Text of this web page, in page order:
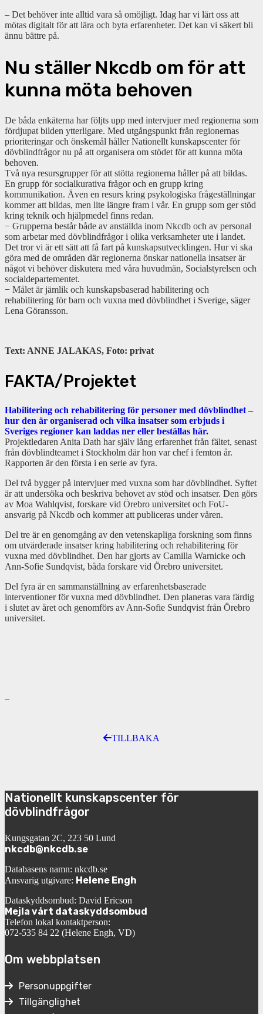
– Det behöver inte alltid vara så omöjligt. Idag har vi lärt oss att
mötas digitalt för att lära och byta erfarenheter. Det kan vi säkert bli
ännu bättre på.
Nu ställer Nkcdb om för att
kunna möta behoven
De båda enkäterna har följts upp med intervjuer med regionerna som
fördjupat bilden ytterligare. Med utgångspunkt från regionernas
prioriteringar och önskemål håller Nationellt kunskapscenter för
dövblindfrågor nu på att organisera om stödet för att kunna möta
behoven.
Två nya resursgrupper för att stötta regionerna håller på att bildas.
En grupp för socialkurativa frågor och en grupp kring
kommunikation. Även en resurs kring psykologiska frågeställningar
kommer att bildas, men lite längre fram i vår. En grupp som ger stöd
kring teknik och hjälpmedel finns redan.
− Grupperna består både av anställda inom Nkcdb och av personal
som arbetar med dövblindfrågor i olika verksamheter ute i landet.
Det tror vi är ett sätt att få fart på kunskapsutvecklingen. Hur vi ska
göra med de områden där regionerna önskar nationella insatser är
något vi behöver diskutera med våra huvudmän, Socialstyrelsen och
socialdepartementet.
− Målet är jämlik och kunskapsbaserad habilitering och
rehabilitering för barn och vuxna med dövblindhet i Sverige, säger
Lena Göransson.
Text: ANNE JALAKAS, Foto: privat
FAKTA/Projektet
Habilitering och rehabilitering för personer med dövblindhet –
hur den är organiserad och vilka insatser som erbjuds i
Sveriges regioner kan laddas ner eller beställas här.
Projektledaren Anita Dath har själv lång erfarenhet från fältet, senast
från dövblindteamet i Stockholm där hon var chef i femton år.
Rapporten är den första i en serie av fyra.
Del två bygger på intervjuer med vuxna som har dövblindhet. Syftet
är att undersöka och beskriva behovet av stöd och insatser. Den görs
av Moa Wahlqvist, forskare vid Örebro universitet och FoU-
ansvarig på Nkcdb och kommer att publiceras under våren.
Del tre är en genomgång av den vetenskapliga forskning som finns
om utvärderade insatser kring habilitering och rehabilitering för
vuxna med dövblindhet. Den har gjorts av Camilla Warnicke och
Ann-Sofie Sundqvist, båda forskare vid Örebro universitet.
Del fyra är en sammanställning av erfarenhetsbaserade
interventioner för vuxna med dövblindhet. Den planeras vara färdig
i slutet av året och genomförs av Ann-Sofie Sundqvist från Örebro
universitet.
–
TILLBAKA
Nationellt kunskapscenter för
dövblindfrågor
Kungsgatan 2C, 223 50 Lund
nkcdb@nkcdb.se
Databasens namn: nkcdb.se
Ansvarig utgivare: Helene Engh
Dataskyddsombud: David Ericson
Mejla vårt dataskyddsombud
Telefon lokal kontaktperson:
072-535 84 22 (Helene Engh, VD)
Om webbplatsen
Personuppgifter
Tillgänglighet